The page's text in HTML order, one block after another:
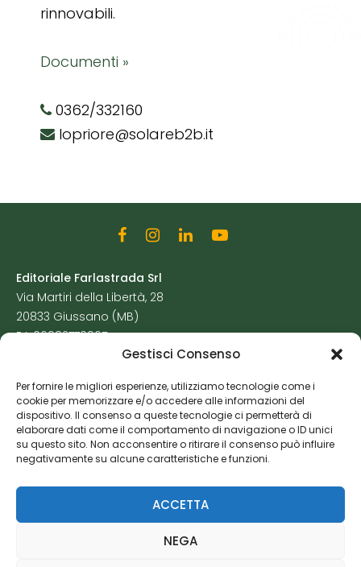
Gestisci Consenso
Per fornire le migliori esperienze, utilizziamo tecnologie come i
cookie per memorizzare e/o accedere alle informazioni del
dispositivo. Il consenso a queste tecnologie ci permetterà di
elaborare dati come il comportamento di navigazione o ID unici
su questo sito. Non acconsentire o ritirare il consenso può influire
negativamente su alcune caratteristiche e funzioni.
ACCETTA
NEGA
rinnovabili.
Documenti »
0362/332160
lopriore@solareb2b.it
Editoriale Farlastrada Srl
Via Martiri della Libertà, 28
20833 Giussano (MB)
P.I. 06982770965
Cookie Policy
Risorse Aggiuntive